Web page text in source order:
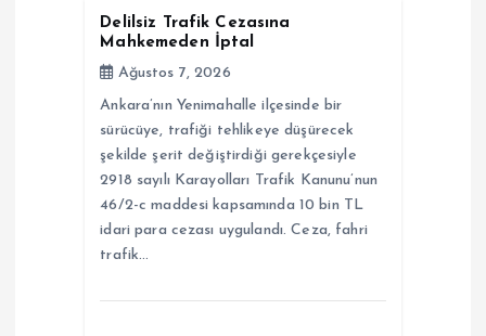
Delilsiz Trafik Cezasına
Mahkemeden İptal
Ağustos 7, 2026
Ankara’nın Yenimahalle ilçesinde bir
sürücüye, trafiği tehlikeye düşürecek
şekilde şerit değiştirdiği gerekçesiyle
2918 sayılı Karayolları Trafik Kanunu’nun
46/2-c maddesi kapsamında 10 bin TL
idari para cezası uygulandı. Ceza, fahri
trafik…